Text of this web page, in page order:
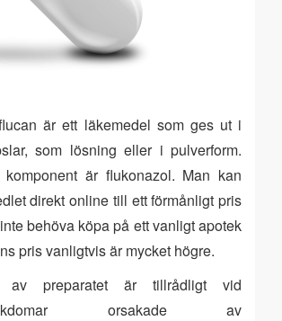
är ett läkemedel som ges ut i
som lösning eller i pulverform.
är flukonazol. Man kan
direkt online till ett förmånligt pris
behöva köpa på ett vanligt apotek
pris vanligtvis är mycket högre.
av preparatet är tillrådligt vid
orsakade av